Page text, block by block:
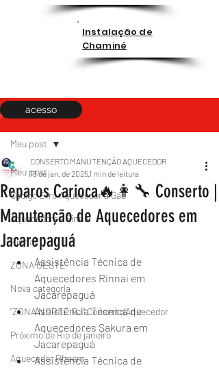
Instalação de
Chaminé
Post
Meu post
Código Erro Aquecedor a Gás
Aquecedores Rinnai
Rinnai
ZONA OESTE
Nova categoria
"ZONA NORTE RJ" Conserto|Aquecedor
Próximo de Rio de janeiro
Aquecedor Rheem
Meu post
Reparos Carioca🔥👩‍🔧 Conserto |
Manutenção de Aquecedores em
Jacarepaguá
CONSERTO MANUTENÇÃO AQUECEDOR
13 de jan. de 20251 min de leitura
Assistência Técnica de
Aquecedores Rinnai em
Jacarepaguá
Assistência Técnica de
Aquecedores Sakura em
Jacarepaguá
Assistência Técnica de
acesso